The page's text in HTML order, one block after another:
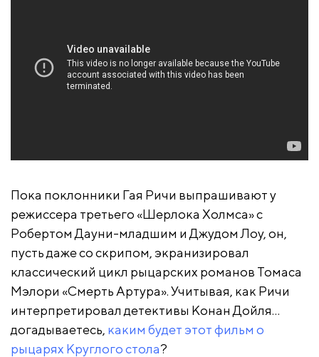
Пока поклонники Гая Ричи выпрашивают у
режиссера третьего «Шерлока Холмса» с
Робертом Дауни-младшим и Джудом Лоу, он,
пусть даже со скрипом, экранизировал
классический цикл рыцарских романов Томаса
Мэлори «Смерть Артура». Учитывая, как Ричи
интерпретировал детективы Конан Дойля…
догадываетесь, каким будет этот фильм о
рыцарях Круглого стола?